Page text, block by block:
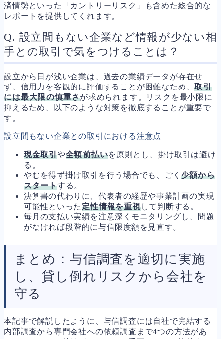
済情勢といった「カントリーリスク」も含めた総合的な
レポートを提供してくれます。
Q. 設立間もない企業など情報が少ない相
手との取引で気をつけることは？
設立から日が浅い企業は、過去の業績データが存在せ
ず、信用力を客観的に評価することが困難なため、取引
には最大限の慎重さが求められます。リスクを最小限に
抑えるため、以下のような対策を徹底することが重要で
す。
設立間もない企業との取引における注意点
現金取引や全額前払いを原則とし、掛け取引は避け
る。
やむを得ず掛け取引を行う場合でも、ごく少額から
スタートする。
決算書の代わりに、代表者の経歴や事業計画の実現
可能性といった定性情報を重視して判断する。
毎月の支払い実績を注意深くモニタリングし、問題
がなければ段階的に与信限度額を見直す。
まとめ：与信調査を適切に実施
し、貸し倒れリスクから会社を
守る
本記事で解説したように、与信調査には自社で完結する
内部調査から専門会社への依頼調査まで4つの方法があ